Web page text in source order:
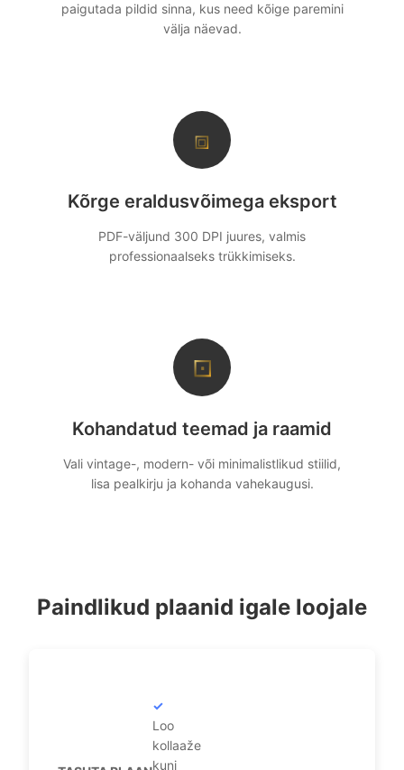
paigutada pildid sinna, kus need kõige paremini
välja näevad.
⧈
Kõrge eraldusvõimega eksport
PDF-väljund 300 DPI juures, valmis
professionaalseks trükkimiseks.
⊡
Kohandatud teemad ja raamid
Vali vintage-, modern- või minimalistlikud stiilid,
lisa pealkirju ja kohanda vahekaugusi.
Paindlikud plaanid igale loojale
Loo
kollaaže
kuni